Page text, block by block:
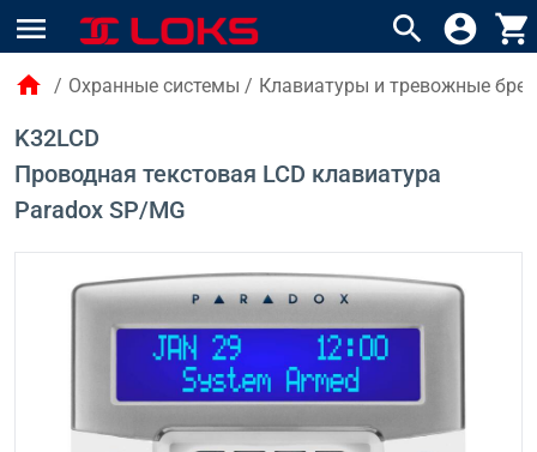
menu search account_circle shopping_cart
home / Охранные системы / Клавиатуры и тревожные
K32LCD
Проводная текстовая LCD клавиатура
Paradox SP/MG